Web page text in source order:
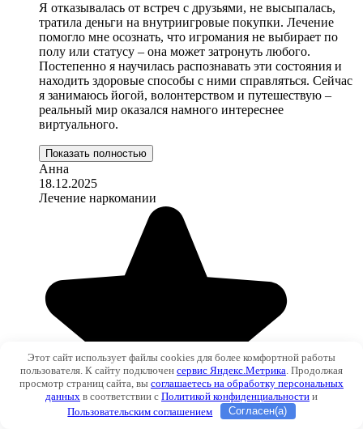
Я отказывалась от встреч с друзьями, не высыпалась,
тратила деньги на внутриигровые покупки. Лечение
помогло мне осознать, что игромания не выбирает по
полу или статусу – она может затронуть любого.
Постепенно я научилась распознавать эти состояния и
находить здоровые способы с ними справляться. Сейчас
я занимаюсь йогой, волонтерством и путешествую –
реальный мир оказался намного интереснее
виртуального.
Показать полностью
Анна
18.12.2025
Лечение наркомании
Этот сайт использует файлы cookies для более комфортной работы
пользователя. К сайту подключен сервис Яндекс.Метрика . Продолжая
просмотр страниц сайта, вы соглашаетесь на обработку персональных
данных в соответствии с Политикой конфиденциальности и
Пользовательским соглашением
Согласен(а)